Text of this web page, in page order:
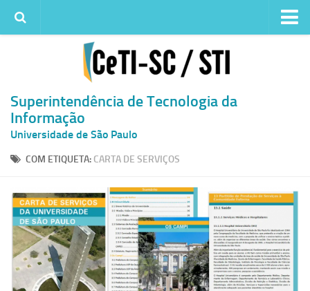
Quem somos
Histórico
Metas e ações
Superintendência de TI
Atendimento
Solicitar um serviço
Atendimento ao Usuário
Serviços
Reserva de espaços físicos
Competências
Superintendência de Tecnologia da
Informação
Universidade de São Paulo
COM ETIQUETA: CARTA DE SERVIÇOS